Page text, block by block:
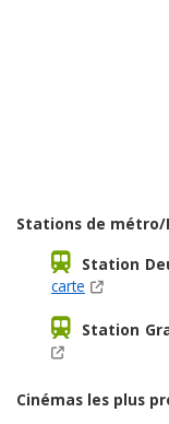
Stations de métro/
Station
carte
Station
Cinémas les plus